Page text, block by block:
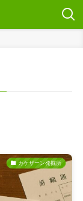
カケザーン発掘所